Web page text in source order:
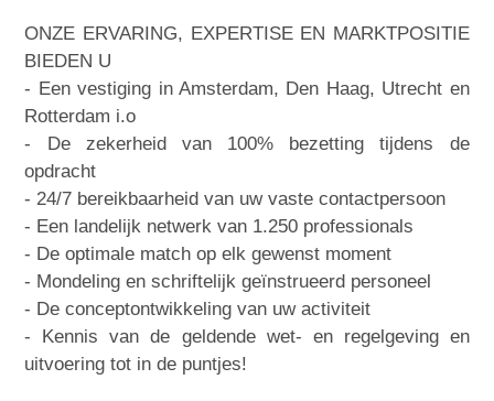
ONZE ERVARING, EXPERTISE EN MARKTPOSITIE
BIEDEN U
- Een vestiging in Amsterdam, Den Haag, Utrecht en
Rotterdam i.o
- De zekerheid van 100% bezetting tijdens de
opdracht
- 24/7 bereikbaarheid van uw vaste contactpersoon
- Een landelijk netwerk van 1.250 professionals
- De optimale match op elk gewenst moment
- Mondeling en schriftelijk geïnstrueerd personeel
- De conceptontwikkeling van uw activiteit
- Kennis van de geldende wet- en regelgeving en
uitvoering tot in de puntjes!